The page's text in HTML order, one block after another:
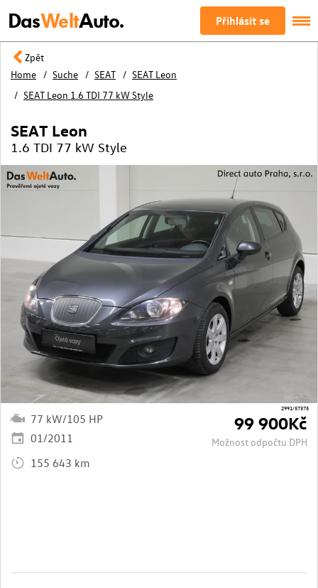
DasWeltAuto. Přihlásit se
Zpět
Home
Suche SEAT
SEAT Leon
SEAT Leon 1.6 TDI 77 kW Style
2991/57375
SEAT Leon
1.6 TDI 77 kW Style
77 kW/105 HP
01/2011
155 643 km
99 900Kč
Možnost odpočtu DPH